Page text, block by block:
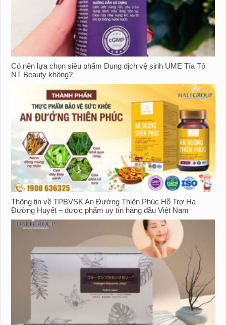
Có nên lựa chọn siêu phẩm Dung dịch vệ sinh UME Tía Tô
NT Beauty không?
Thông tin về TPBVSK An Đường Thiên Phúc Hỗ Trợ Hạ
Đường Huyết – dược phẩm uy tín hàng đầu Việt Nam